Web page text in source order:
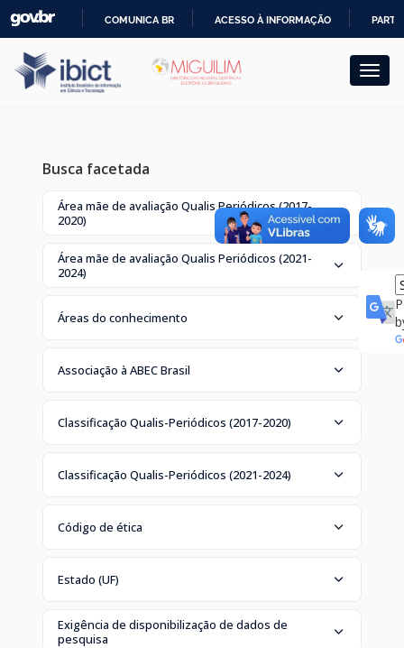
navigation
PARA
O
COMUNICA BR ACESSO À INFORMAÇÃO
Busca facetada
Área mãe de avaliação Qualis Periódicos (2017-
2020)
Área mãe de avaliação Qualis Periódicos (2021-
2024)
Áreas do conhecimento
Associação à ABEC Brasil
Classificação Qualis-Periódicos (2017-2020)
Classificação Qualis-Periódicos (2021-2024)
Código de ética
Estado (UF)
Exigência de disponibilização de dados de
pesquisa